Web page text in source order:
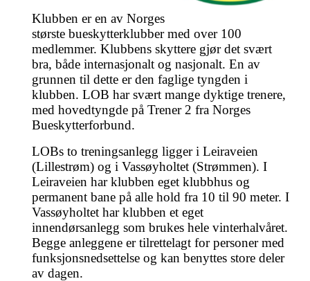
Klubben er en av Norges
største bueskytterklubber med over 100
medlemmer. Klubbens skyttere gjør det svært
bra, både internasjonalt og nasjonalt. En av
grunnen til dette er den faglige tyngden i
klubben. LOB har svært mange dyktige trenere,
med hovedtyngde på Trener 2 fra Norges
Bueskytterforbund.
LOBs to treningsanlegg ligger i Leiraveien
(Lillestrøm) og i Vassøyholtet (Strømmen). I
Leiraveien har klubben eget klubbhus og
permanent bane på alle hold fra 10 til 90 meter. I
Vassøyholtet har klubben et eget
innendørsanlegg som brukes hele vinterhalvåret.
Begge anleggene er tilrettelagt for personer med
funksjonsnedsettelse og kan benyttes store deler
av dagen.